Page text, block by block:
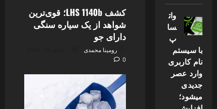
کشف LHS 1140b؛ قوی‌ترین
شواهد از یک سیاره سنگی
دارای جو
رومینا محمدی
0
وات
سا
پ
با سیستم
نام کاربری
وارد عصر
جدیدی
میشود؛